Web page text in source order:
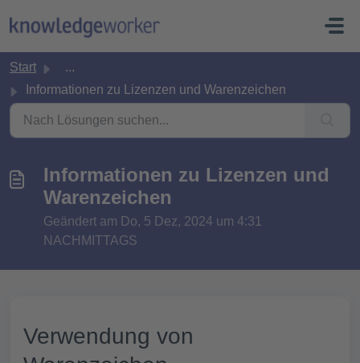
Start
...
Informationen zu Lizenzen und Warenzeichen
Informationen zu Lizenzen und
Warenzeichen
Geändert am Do, 5 Dez, 2024 um 4:31
NACHMITTAGS
Verwendung von